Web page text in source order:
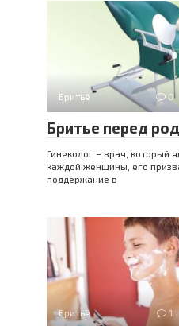
Бритьё 0
Бритье перед
Гинеколог – врач, который
каждой женщины, его
поддержание в
Бритьё 1